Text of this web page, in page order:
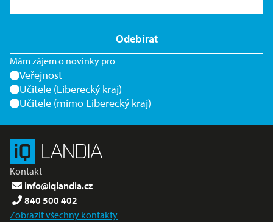
Odebírat
Mám zájem o novinky pro
Veřejnost
Učitele (Liberecký kraj)
Učitele (mimo Liberecký kraj)
Kontakt
info@iqlandia.cz
840 500 402
Zobrazit všechny kontakty